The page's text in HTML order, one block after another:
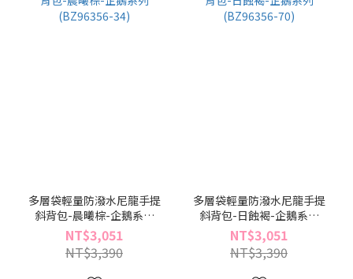
多層袋輕量防潑水尼龍手提
斜背包-晨曦棕-企鵝系列
(BZ96356-34)
NT$3,051
NT$3,390
多層袋輕量防潑水尼龍手提
斜背包-日蝕褐-企鵝系列
(BZ96356-70)
NT$3,051
NT$3,390